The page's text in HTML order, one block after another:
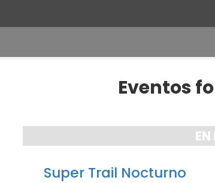
Eventos
Super Trail Nocturno